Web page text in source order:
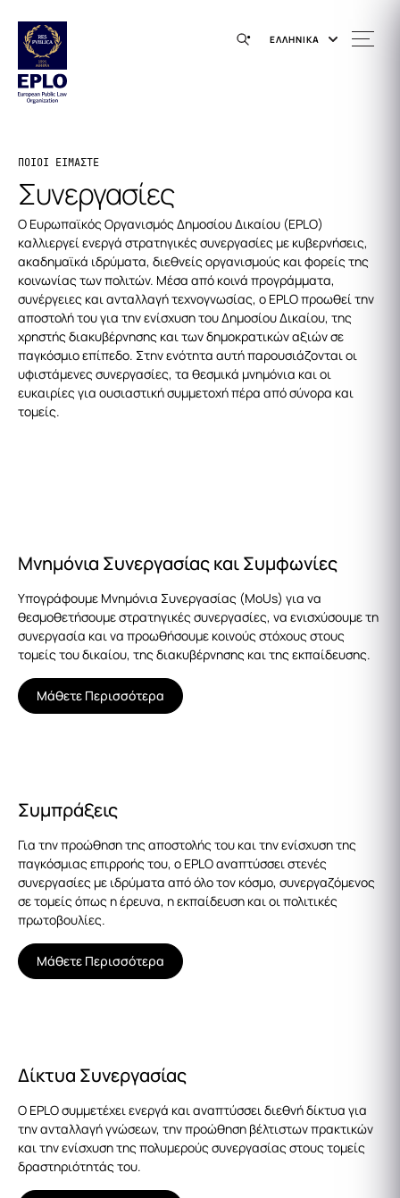
ΕΛΛΗΝΙΚΑ
ΠΟΙΟΙ ΕΙΜΑΣΤΕ
Συνεργασίες
Ο Ευρωπαϊκός Οργανισμός Δημοσίου Δικαίου (EPLO)
καλλιεργεί ενεργά στρατηγικές συνεργασίες με κυβερνήσεις,
ακαδημαϊκά ιδρύματα, διεθνείς οργανισμούς και φορείς της
κοινωνίας των πολιτών. Μέσα από κοινά προγράμματα,
συνέργειες και ανταλλαγή τεχνογνωσίας, ο EPLO προωθεί την
αποστολή του για την ενίσχυση του Δημοσίου Δικαίου, της
χρηστής διακυβέρνησης και των δημοκρατικών αξιών σε
παγκόσμιο επίπεδο. Στην ενότητα αυτή παρουσιάζονται οι
υφιστάμενες συνεργασίες, τα θεσμικά μνημόνια και οι
ευκαιρίες για ουσιαστική συμμετοχή πέρα από σύνορα και
τομείς.
Μνημόνια Συνεργασίας και Συμφωνίες
Υπογράφουμε Μνημόνια Συνεργασίας (MoUs) για να
θεσμοθετήσουμε στρατηγικές συνεργασίες, να ενισχύσουμε τη
συνεργασία και να προωθήσουμε κοινούς στόχους στους
τομείς του δικαίου, της διακυβέρνησης και της εκπαίδευσης.
Μάθετε Περισσότερα
Συμπράξεις
Για την προώθηση της αποστολής του και την ενίσχυση της
παγκόσμιας επιρροής του, ο EPLO αναπτύσσει στενές
συνεργασίες με ιδρύματα από όλο τον κόσμο, συνεργαζόμενος
σε τομείς όπως η έρευνα, η εκπαίδευση και οι πολιτικές
πρωτοβουλίες.
Μάθετε Περισσότερα
Δίκτυα Συνεργασίας
Ο EPLO συμμετέχει ενεργά και αναπτύσσει διεθνή δίκτυα για
την ανταλλαγή γνώσεων, την προώθηση βέλτιστων πρακτικών
και την ενίσχυση της πολυμερούς συνεργασίας στους τομείς
δραστηριότητάς του.